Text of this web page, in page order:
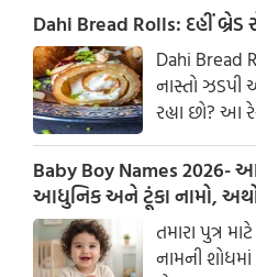
માનવામાં
ઉનાળામાં
Dahi Bread Rolls: દહીં બ્રેડ
Dahi Bread
નાસ્તો
રહ્યા છો? આ
વિકલ્પ આપે છે
અને અંદરથી
અને ક્રીમી
તેને બધી
બનાવે છે.
Baby Boy Names 2026- આ
આધુનિક અને ટૂંકા નામો,
નામોની યાદી જુઓ.તમારા પુત્ર
નામની